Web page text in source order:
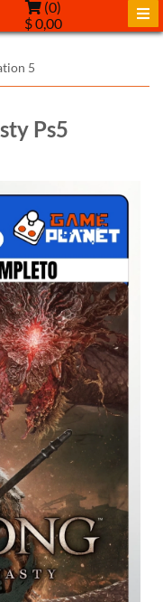
(0)
$ 0,00
5
Ps5